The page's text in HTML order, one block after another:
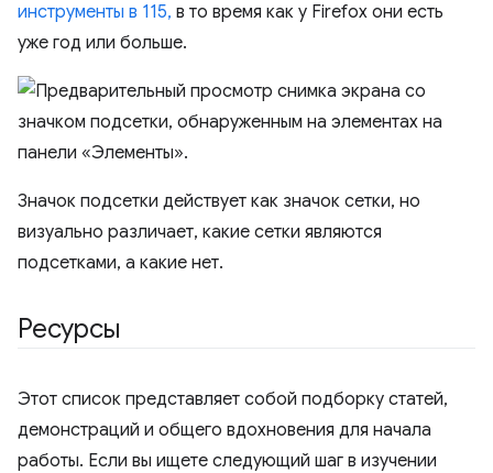
инструменты в 115, в то время как у Firefox они есть
уже год или больше.
Значок подсетки действует как значок сетки, но
визуально различает, какие сетки являются
подсетками, а какие нет.
Ресурсы
Этот список представляет собой подборку статей,
демонстраций и общего вдохновения для начала
работы. Если вы ищете следующий шаг в изучении